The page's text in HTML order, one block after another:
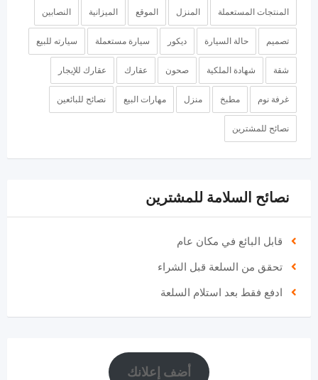
المنتجات المستعملة المنزل الموقع الميزانية النصابين
تصميم حالة السيارة ديكور سيارة مستعملة سيارته للبيع
شقة شهادة الملكية صحون عقارك عقارك للإيجار
غرفة نوم مطبخ منزل مهارات البيع نصائح للبائعين
نصائح للمشترين
نصائح السلامة للمشترين
قابل البائع في مكان عام
تحقق من السلعة قبل الشراء
ادفع فقط بعد استلام السلعة
أضف إعلانك